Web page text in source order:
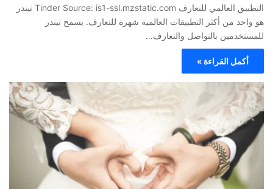
التطبيق العالمي للتعارف Tinder Source: is1-ssl.mzstatic.com تيندر
هو واحد من أكثر التطبيقات العالمية شهرة للتعارف. يسمح تيندر
للمستخدمين بالتواصل والتعارف…
أكمل القراءة »